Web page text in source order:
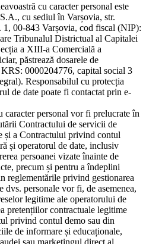
cu caracter personal este
cu sediul în Varșovia, str.
1, 00-843 Varșovia, cod fiscal (NIP):
Tribunalul Districtual al Capitalei
a XIII-a Comercială a
păstrează dosarele de
0000204776, capital social 3
Responsabilul cu protecția
de date poate fi contactat prin e-
caracter personal vor fi prelucrate în
Contractului de servicii de
și a Contractului privind contul
și operatorul de date, inclusiv
persoanei vizate înainte de
precum și pentru a îndeplini
reglementările privind gestionarea
dvs. personale vor fi, de asemenea,
legitime ale operatorului de
pretențiilor contractuale legitime
privind contul demo sau din
de informare și educaționale,
sau marketingul direct al